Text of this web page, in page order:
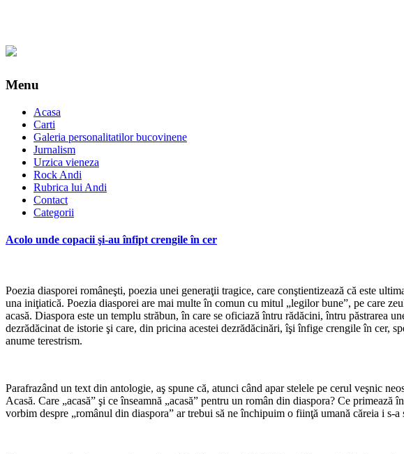
Menu
Acasa
Carti
Galeria personalitatilor bucovinene
Jurnalism
Urzica vieneza
Rock Andi
Rubrica lui Andi
Contact
Categorii
Acolo unde copacii şi-au înfipt crengile în cer
Poezia diasporei româneşti, poezia unei generaţii tragice, care conştientizează că este
una iniţiatică. Poezia diasporei are mai multe în comun cu mitul „legilor bune”, pe care
acasă. Diaspora este un templu străbun, în care se oficiază întru rădăcini, întru păstrarea
dezrădăcinat de istorie şi care, din pricina acestei dezrădăcinări, îşi înfige crengile în cer,
anume terestrism.
Parafrazând un text din antologie, aş spune că, atunci când apar stelele pe cerul veşnic
Acasă. Care „acasă” şi ce înseamnă „acasă” pentru un român din diaspora? Ce
vorbim despre „românul din diaspora” ar trebui să ne închipuim o fiinţă umană căreia i s-